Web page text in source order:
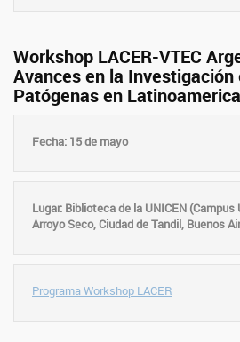
Workshop LACER-VTEC
Avances en la Investigación
Patógenas en Latinoamerica
Fecha: 15 de mayo
Lugar: Biblioteca de la UNICEN
Arroyo Seco, Ciudad de Tandil, Buenos
Programa Workshop LACER